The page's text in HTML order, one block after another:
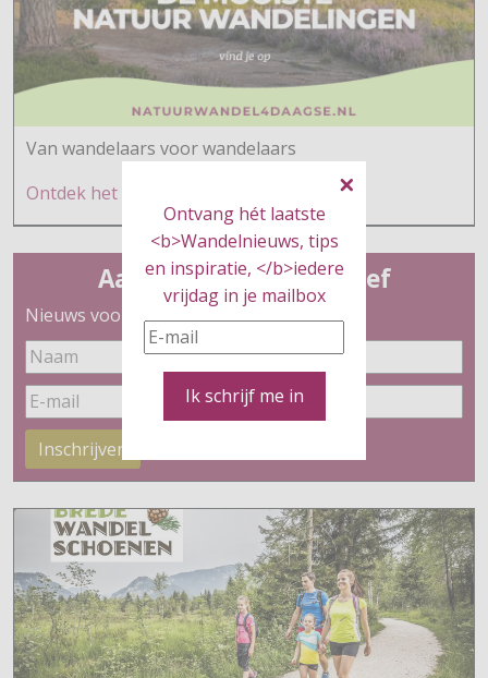
Ontvang hét laatste
<b>Wandelnieuws, tips
en inspiratie, </b>iedere
vrijdag in je mailbox
Ik schrijf me in
Van wandelaars voor wandelaars
Ontdek het hier
Aanmelden nieuwsbrief
Nieuws voor wandelaars
Inschrijven